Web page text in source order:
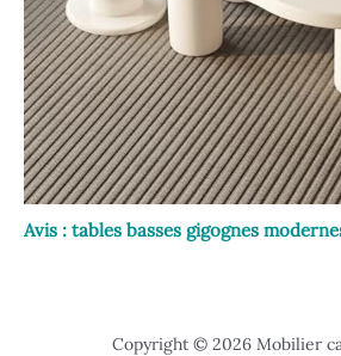
Avis : tables basses gigognes
Copyright © 2026 Mobilier